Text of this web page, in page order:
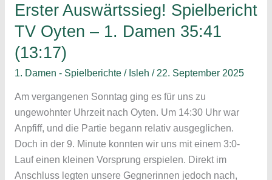
Erster Auswärtssieg! Spielbericht
TV Oyten – 1. Damen 35:41
(13:17)
1. Damen - Spielberichte/ Isleh / 22. September 2025
Am vergangenen Sonntag ging es für uns zu
ungewohnter Uhrzeit nach Oyten. Um 14:30 Uhr war
Anpfiff, und die Partie begann relativ ausgeglichen.
Doch in der 9. Minute konnten wir uns mit einem 3:0-
Lauf einen kleinen Vorsprung erspielen. Direkt im
Anschluss legten unsere Gegnerinnen jedoch nach,